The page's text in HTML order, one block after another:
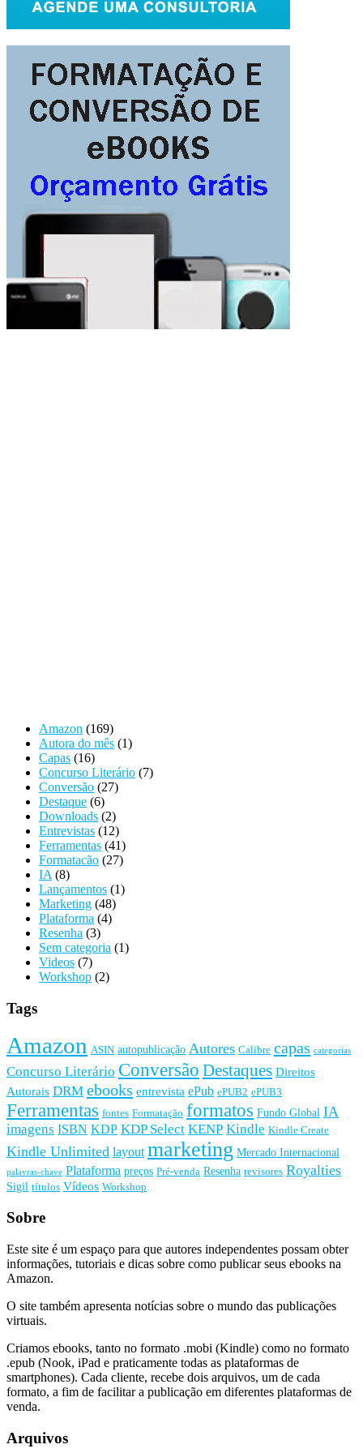
Amazon (169)
Autora do mês (1)
Capas (16)
Concurso Literário (7)
Conversão (27)
Destaque (6)
Downloads (2)
Entrevistas (12)
Ferramentas (41)
Formatacão (27)
IA (8)
Lançamentos (1)
Marketing (48)
Plataforma (4)
Resenha (3)
Sem categoria (1)
Videos (7)
Workshop (2)
Tags
Amazon ASIN autopublicação Autores Calibre capas categorias
Concurso Literário Conversão Destaques Direitos
Autorais DRM ebooks entrevista ePub ePUB2 ePUB3
Ferramentas fontes Formatação formatos Fundo Global IA
imagens ISBN KDP KDP Select KENP Kindle Kindle Create
Kindle Unlimited layout marketing Mercado Internacional
palavras-chave Plataforma preços Pré-venda Resenha revisores Royalties
Sigil títulos Vídeos Workshop
Sobre
Este site é um espaço para que autores independentes possam obter
informações, tutoriais e dicas sobre como publicar seus ebooks na
Amazon.
O site também apresenta notícias sobre o mundo das publicações
virtuais.
Criamos ebooks, tanto no formato .mobi (Kindle) como no formato
.epub (Nook, iPad e praticamente todas as plataformas de
smartphones). Cada cliente, recebe dois arquivos, um de cada
formato, a fim de facilitar a publicação em diferentes plataformas de
venda.
Arquivos